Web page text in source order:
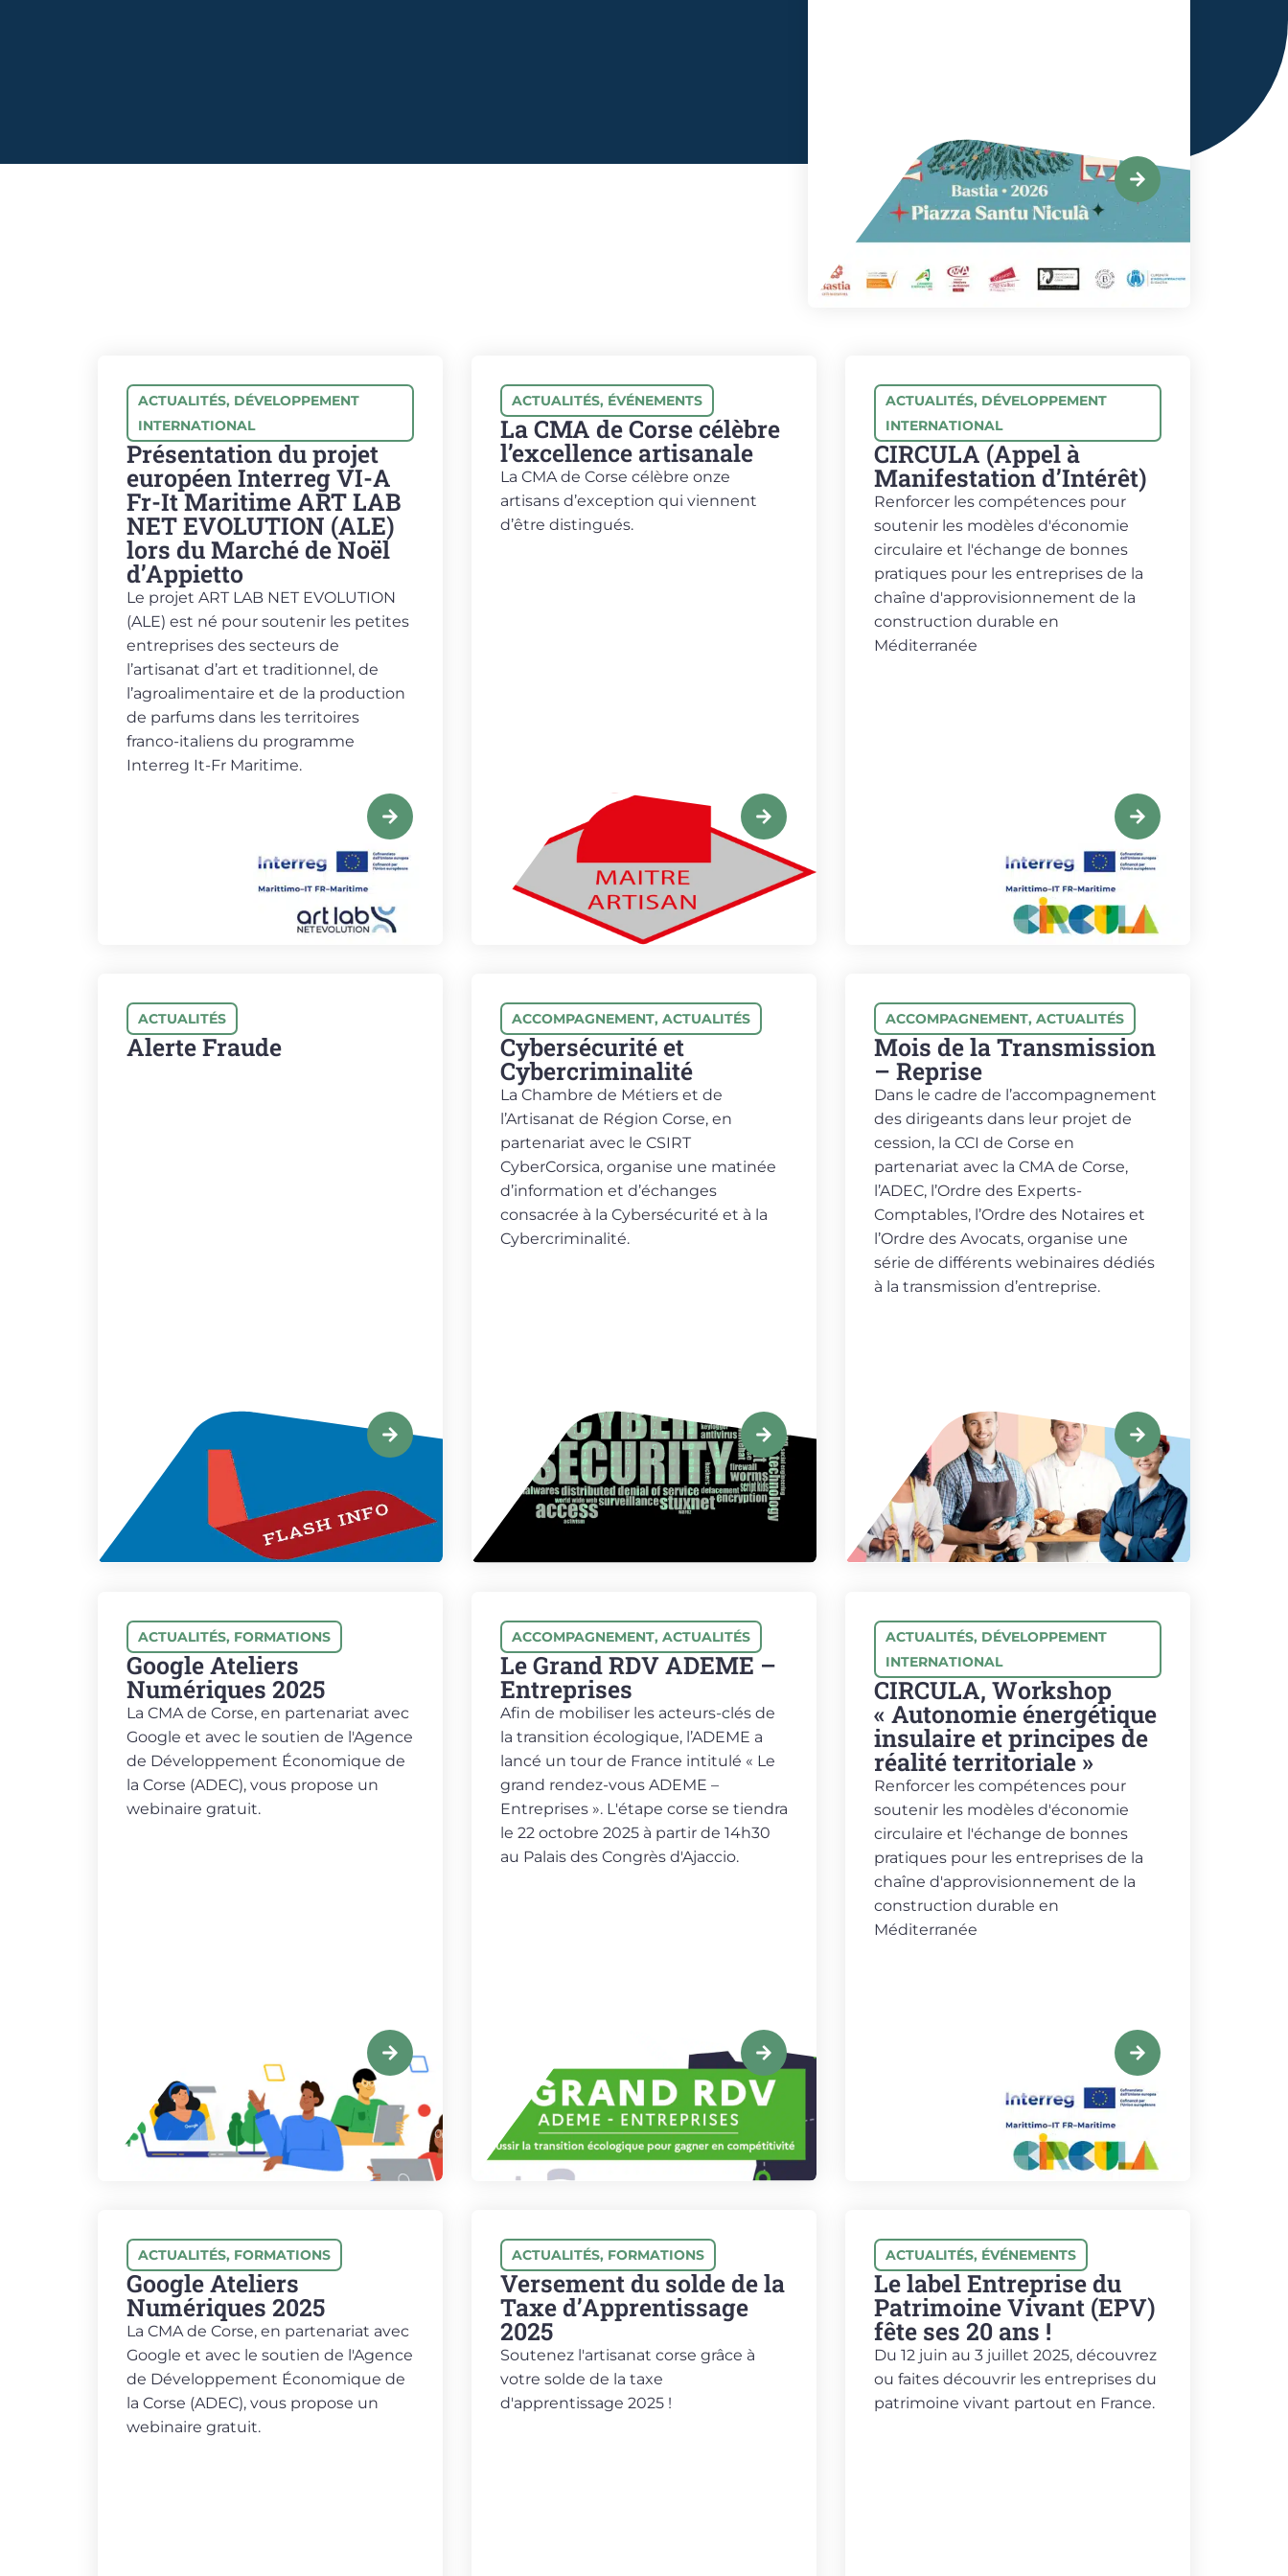
ACTUALITÉS, DÉVELOPPEMENT
INTERNATIONAL
Présentation du projet
européen Interreg VI-A
Fr-It Maritime ART LAB
NET EVOLUTION (ALE)
lors du Marché de Noël
d’Appietto
Le projet ART LAB NET EVOLUTION
(ALE) est né pour soutenir les petites
entreprises des secteurs de
l’artisanat d’art et traditionnel, de
l’agroalimentaire et de la production
de parfums dans les territoires
franco-italiens du programme
Interreg It-Fr Maritime.
ACTUALITÉS, ÉVÉNEMENTS
La CMA de Corse célèbre
l’excellence artisanale
La CMA de Corse célèbre onze
artisans d’exception qui viennent
d’être distingués.
ACTUALITÉS, DÉVELOPPEMENT
INTERNATIONAL
CIRCULA (Appel à
Manifestation d’Intérêt)
Renforcer les compétences pour
soutenir les modèles d'économie
circulaire et l'échange de bonnes
pratiques pour les entreprises de la
chaîne d'approvisionnement de la
construction durable en
Méditerranée
ACTUALITÉS
Alerte Fraude
ACCOMPAGNEMENT, ACTUALITÉS
Cybersécurité et
Cybercriminalité
La Chambre de Métiers et de
l’Artisanat de Région Corse, en
partenariat avec le CSIRT
CyberCorsica, organise une matinée
d’information et d’échanges
consacrée à la Cybersécurité et à la
Cybercriminalité.
ACCOMPAGNEMENT, ACTUALITÉS
Mois de la Transmission
– Reprise
Dans le cadre de l’accompagnement
des dirigeants dans leur projet de
cession, la CCI de Corse en
partenariat avec la CMA de Corse,
l’ADEC, l’Ordre des Experts-
Comptables, l’Ordre des Notaires et
l’Ordre des Avocats, organise une
série de différents webinaires dédiés
à la transmission d’entreprise.
ACTUALITÉS, FORMATIONS
Google Ateliers
Numériques 2025
La CMA de Corse, en partenariat avec
Google et avec le soutien de l'Agence
de Développement Économique de
la Corse (ADEC), vous propose un
webinaire gratuit.
ACCOMPAGNEMENT, ACTUALITÉS
Le Grand RDV ADEME –
Entreprises
Afin de mobiliser les acteurs-clés de
la transition écologique, l’ADEME a
lancé un tour de France intitulé « Le
grand rendez-vous ADEME –
Entreprises ». L'étape corse se tiendra
le 22 octobre 2025 à partir de 14h30
au Palais des Congrès d'Ajaccio.
ACTUALITÉS, DÉVELOPPEMENT
INTERNATIONAL
CIRCULA, Workshop
« Autonomie énergétique
insulaire et principes de
réalité territoriale »
Renforcer les compétences pour
soutenir les modèles d'économie
circulaire et l'échange de bonnes
pratiques pour les entreprises de la
chaîne d'approvisionnement de la
construction durable en
Méditerranée
ACTUALITÉS, FORMATIONS
Google Ateliers
Numériques 2025
La CMA de Corse, en partenariat avec
Google et avec le soutien de l'Agence
de Développement Économique de
la Corse (ADEC), vous propose un
webinaire gratuit.
ACTUALITÉS, FORMATIONS
Versement du solde de la
Taxe d’Apprentissage
2025
Soutenez l'artisanat corse grâce à
votre solde de la taxe
d'apprentissage 2025 !
ACTUALITÉS, ÉVÉNEMENTS
Le label Entreprise du
Patrimoine Vivant (EPV)
fête ses 20 ans !
Du 12 juin au 3 juillet 2025, découvrez
ou faites découvrir les entreprises du
patrimoine vivant partout en France.